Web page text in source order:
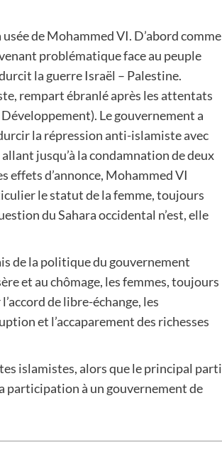
de Mohammed VI. D’abord comme
problématique face au peuple
la guerre Israël – Palestine.
rempart ébranlé après les attentats
Le gouvernement a
la répression anti-islamiste avec
jusqu’à la condamnation de deux
d’annonce, Mohammed VI
le statut de la femme, toujours
du Sahara occidental n’est, elle
de la politique du gouvernement
et au chômage, les femmes, toujours
de libre-échange, les
et l’accaparement des richesses
islamistes, alors que le principal parti
participation à un gouvernement de